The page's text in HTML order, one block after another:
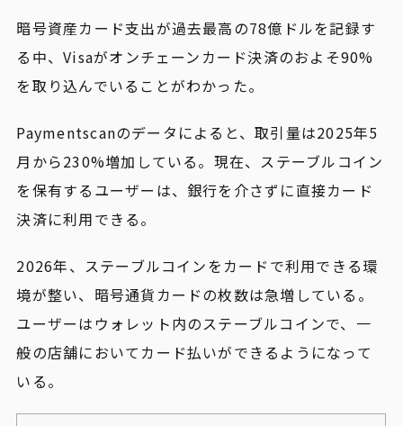
暗号資産カード支出が過去最高の78億ドルを記録す
る中、Visaがオンチェーンカード決済のおよそ90%
を取り込んでいることがわかった。
Paymentscanのデータによると、取引量は2025年5
月から230%増加している。現在、ステーブルコイン
を保有するユーザーは、銀行を介さずに直接カード
決済に利用できる。
2026年、ステーブルコインをカードで利用できる環
境が整い、暗号通貨カードの枚数は急増している。
ユーザーはウォレット内のステーブルコインで、一
般の店舗においてカード払いができるようになって
いる。